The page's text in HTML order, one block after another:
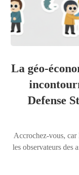
La géo-
Defense
Accrochez-vous, car
les observateurs des